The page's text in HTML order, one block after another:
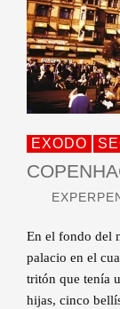
EXODO
En el fondo del
palacio en el
tritón que tenía
hijas, cinco